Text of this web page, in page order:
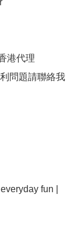
港代理
問題請聯絡我
fun |